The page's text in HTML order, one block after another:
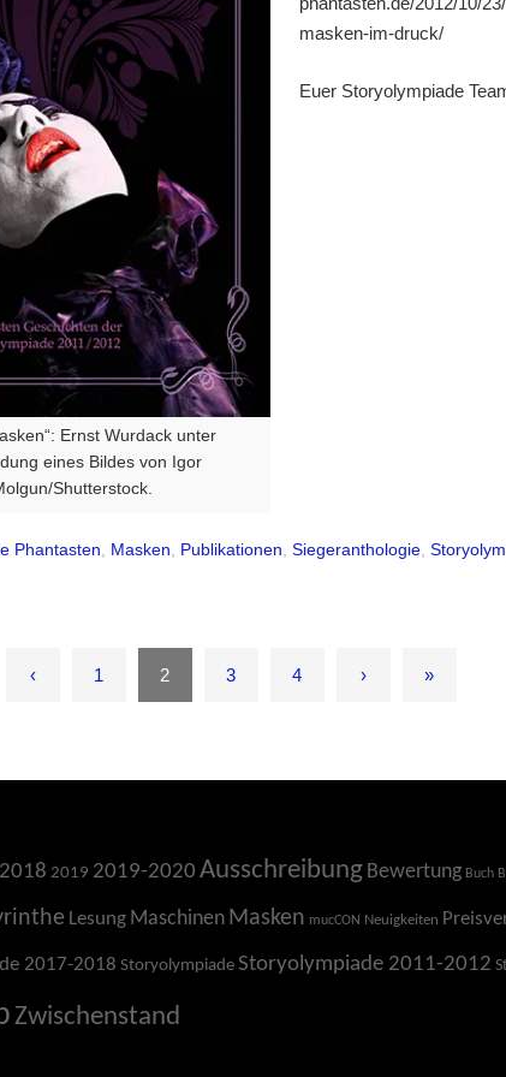
Ernst Wurdack unter
eines Bildes von Igor
Shutterstock.
masken-im-druck/
Euer Storyolympiade
Phantasten Masken Publikationen Siegeranthologie
‹ 1 2 3 4 › »
2019 2019-2020 Ausschreibung Bewertung Buch
Lesung Maschinen Masken mucCON Neuigkeiten
2017-2018 Storyolympiade Storyolympiade 2011-2012
Zwischenstand